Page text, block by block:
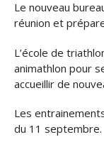
Le nouveau
réunion et
L’école de
animathlon pour
accueillir de
Les
du 11 septembre.